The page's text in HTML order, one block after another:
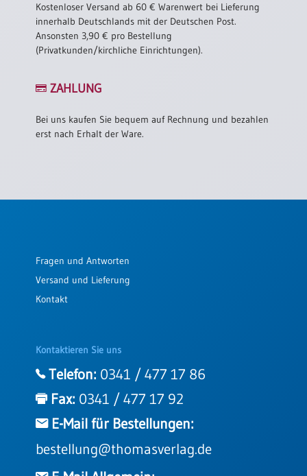
Kostenloser Versand ab 60 € Warenwert bei Lieferung
innerhalb Deutschlands mit der Deutschen Post.
Ansonsten 3,90 € pro Bestellung
(Privatkunden/kirchliche Einrichtungen).
ZAHLUNG
Bei uns kaufen Sie bequem auf Rechnung und bezahlen
erst nach Erhalt der Ware.
Fragen und Antworten
Versand und Lieferung
Kontakt
Kontaktieren Sie uns
Telefon: 0341 / 477 17 86
Fax: 0341 / 477 17 92
E-Mail für Bestellungen:
bestellung@thomasverlag.de